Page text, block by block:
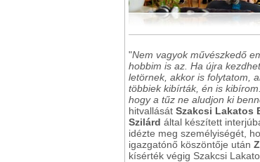
"Nem vagyok művészkedő
hobbim is az. Ha újra
letörnek, akkor is folytatom,
többiek kibírták, én is
hogy a tűz ne aludjon ki
hitvallását Szakcsi Lakatos
Szilárd által készített
idézte meg személyiségét,
igazgatónő köszöntője után
kísérték végig Szakcsi